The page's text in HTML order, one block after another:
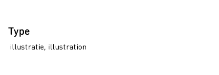
Type
illustratie, illustration